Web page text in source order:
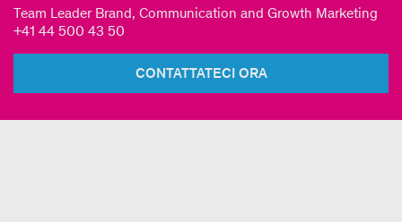
Team Leader Brand, Communication and Growth Marketing
+41 44 500 43 50
CONTATTATECI ORA